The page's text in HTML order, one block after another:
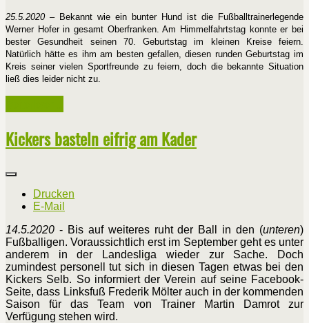
25.5.2020– Bekannt wie ein bunter Hund ist die Fußballtrainerlegende
Werner Hofer in gesamt Oberfranken. Am Himmelfahrtstag konnte er bei
bester Gesundheit seinen 70. Geburtstag im kleinen Kreise feiern.
Natürlich hätte es ihm am besten gefallen, diesen runden Geburtstag im
Kreis seiner vielen Sportfreunde zu feiern, doch die bekannte Situation
ließ dies leider nicht zu.
Kickers basteln eifrig am Kader
Drucken
E-Mail
14.5.2020 - Bis auf weiteres ruht der Ball in den (unteren)
Fußballigen. Voraussichtlich erst im September geht es unter
anderem in der Landesliga wieder zur Sache. Doch
zumindest personell tut sich in diesen Tagen etwas bei den
Kickers Selb. So informiert der Verein auf seine Facebook-
Seite, dass Linksfuß Frederik Mölter auch in der kommenden
Saison für das Team von Trainer Martin Damrot zur
Verfügung stehen wird.